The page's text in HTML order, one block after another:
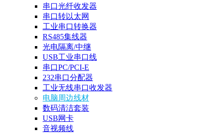
串口光纤收发器
串口转以太网
工业串口转换器
RS485集线器
光电隔离/中继
USB工业串口线
串口PC/PCI-E
232串口分配器
工业无线串口收发器
电脑周边线材
数码清洁套装
USB网卡
音视频线